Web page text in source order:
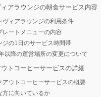
アラウンジの朝食サービス内容
ヴィアラウンジの利用条件
レートメニューの内容
ジの1日のサービス時間帯
以降の運営場所の変更について
トコーヒーサービスの詳細
アウトコーヒーサービスの概要
方に向いているか